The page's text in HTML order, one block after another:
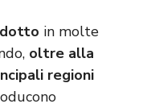
in molte
oltre alla
regioni